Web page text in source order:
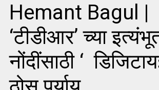
Hemant Bagul |
‘टीडीआर’ च्या
नोंदींसाठी ‘